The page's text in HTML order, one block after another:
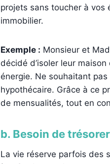
projets sans toucher à vos
immobilier.
Exemple : Monsieur et
décidé d’isoler leur
énergie. Ne souhaitant
hypothécaire. Grâce à ce
de mensualités, tout en
b. Besoin de
La vie réserve parfois des